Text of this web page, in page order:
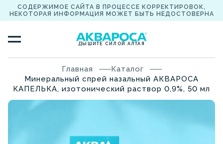
СОДЕРЖИМОЕ САЙТА В ПРОЦЕССЕ КОРРЕКТИРОВОК,
НЕКОТОРАЯ ИНФОРМАЦИЯ МОЖЕТ БЫТЬ НЕДОСТОВЕРНА
ДЫШИТЕ СИЛОЙ АЛТАЯ
Главная
Каталог
Минеральный спрей назальный АКВАРОСА
КАПЕЛЬКА, изотонический раствор 0,9%, 50 мл